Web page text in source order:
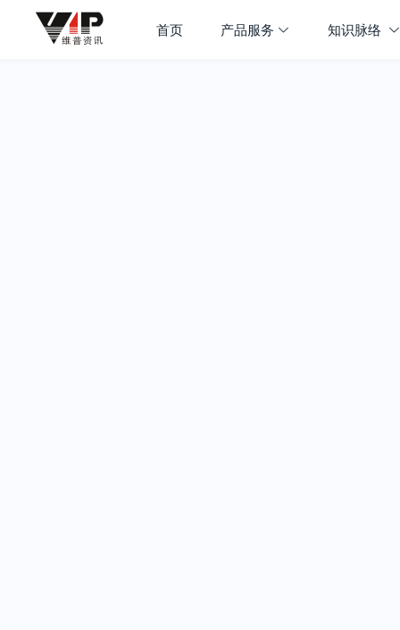
首页 产品服务 知识脉络